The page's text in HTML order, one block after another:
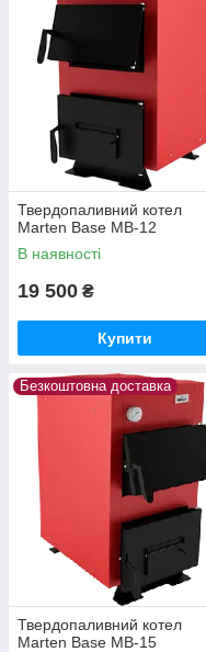
Твердопаливний котел
Marten Base MB-12
В наявності
19 500 ₴
Купити
Безкоштовна доставка
Твердопаливний котел
Marten Base MB-15